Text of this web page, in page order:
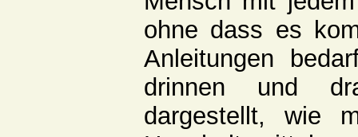
ohne dass es
Anleitungen
drinnen und
dargestellt, wie